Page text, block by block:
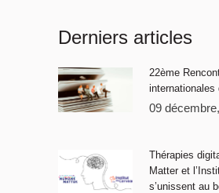
Derniers articles
22ème
internationales
09
Thérapies
Matter et
s’unissent au